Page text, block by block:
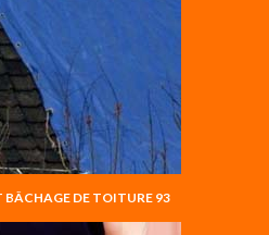
BÂCHAGE DE TOITURE 93